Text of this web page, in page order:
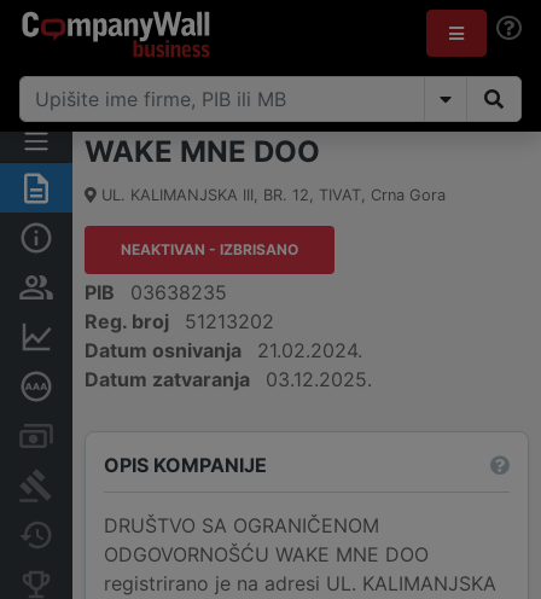
Sažetak
Osobe i vlasništvo
Finansijski podaci
Dubinska bonitetna ocjena
Računi i blokade
Promjene
Konkurentne kompanije
WAKE MNE DOO
UL. KALIMANJSKA III, BR. 12, TIVAT, Crna Gora
NEAKTIVAN - IZBRISANO
PIB
03638235
Reg. broj
51213202
Datum osnivanja
21.02.2024.
Datum zatvaranja
03.12.2025.
OPIS KOMPANIJE
DRUŠTVO SA OGRANIČENOM
ODGOVORNOŠĆU WAKE MNE DOO
registrirano je na adresi UL. KALIMANJSKA